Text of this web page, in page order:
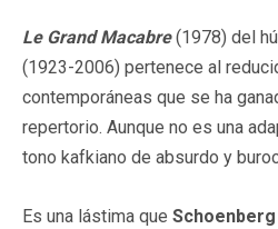
Le Grand Macabre(1978) del
(1923-2006) pertenece al
contemporáneas que se ha
repertorio. Aunque no es una
tono kafkiano de absurdo y
Es una lástima que Schoenberg